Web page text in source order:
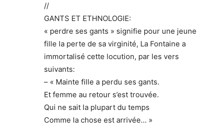
//
GANTS ET ETHNOLOGIE:
« perdre ses gants » signifie pour une jeune
fille la perte de sa virginité, La Fontaine a
immortalisé cette locution, par les vers
suivants:
– « Mainte fille a perdu ses gants.
Et femme au retour s’est trouvée.
Qui ne sait la plupart du temps
Comme la chose est arrivée… »